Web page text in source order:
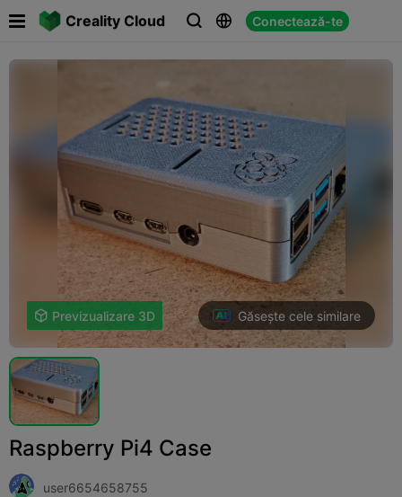
Creality Cloud   Conectează-te
 
 Previzualizare 3D Găsește cele similare
Raspberry Pi4 Case
user6654658755